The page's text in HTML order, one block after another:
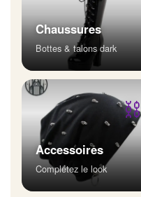
Chaussures
Bottes & talons dark
⛓
Accessoires
Complétez le look